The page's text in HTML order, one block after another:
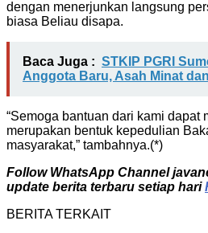
dengan menerjunkan langsung
biasa Beliau disapa.
Baca Juga : STKIP PGRI
Anggota Baru, Asah Minat
“Semoga bantuan dari kami dapat
merupakan bentuk kepedulian
masyarakat,” tambahnya.(*)
Follow WhatsApp Channel
update berita terbaru setiap hari
BERITA TERKAIT